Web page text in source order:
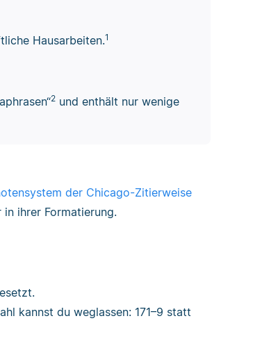
Hausarbeiten.1
2und enthält nur wenige
der Chicago-Zitierweise
ihrer Formatierung.
kannst du weglassen: 171–9 statt